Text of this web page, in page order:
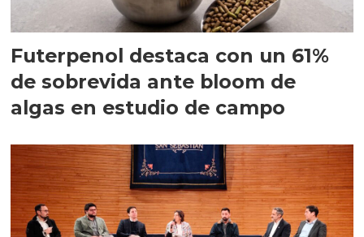
Futerpenol destaca con un 61%
de sobrevida ante bloom de
algas en estudio de campo